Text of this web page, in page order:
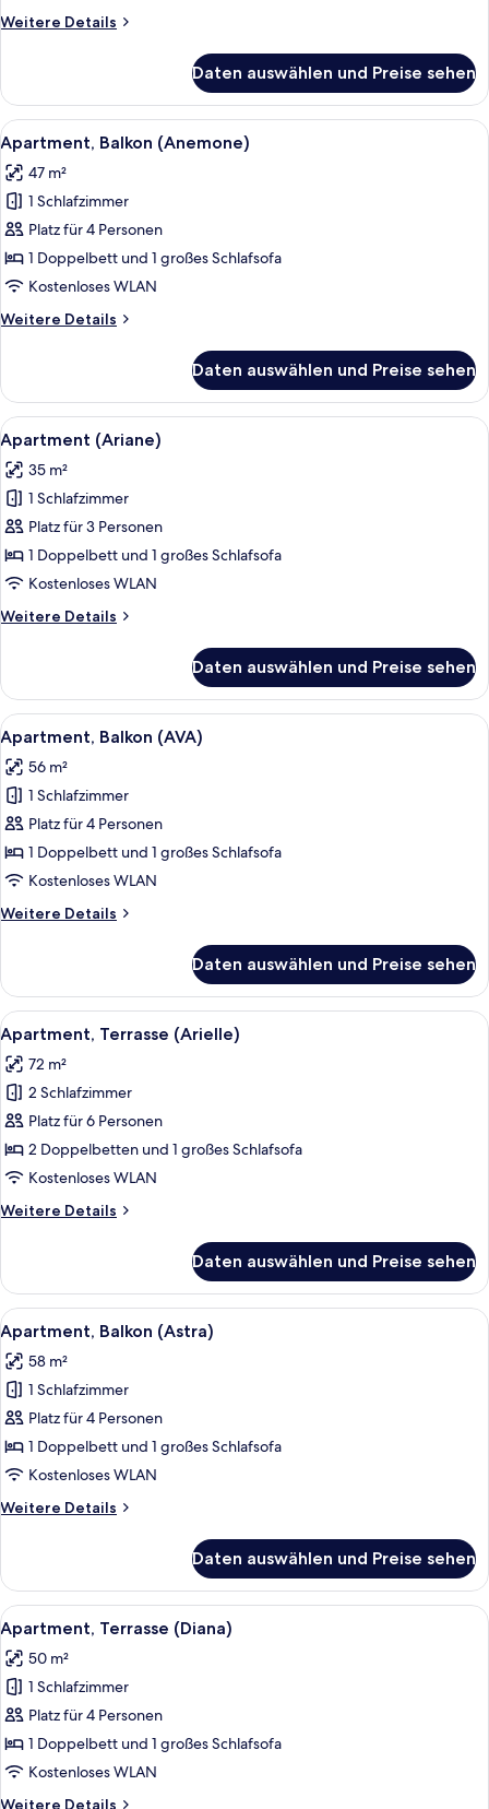
anzeigen
Weitere Details
Weitere
Balkon
("Ab
zum
Strand")
Daten auswählen und Preise sehen
Alle
Fotos
für
Apartment,
Balkon
(Anemone)
anzeigen
Apartment, Balkon (Anemone) |
11
Apartment, Balkon (Anemone)
47 m²
1 Schlafzimmer
Platz für 4 Personen
1 Doppelbett und 1 großes Schlafsofa
Kostenloses WLAN
Weitere Details
Weitere
Balkon
(Anemone)
Daten auswählen und Preise sehen
Alle
Fotos
für
Apartment
(Ariane)
anzeigen
Apartment (Ariane) | Schreibtisch,
7
Apartment (Ariane)
35 m²
1 Schlafzimmer
Platz für 3 Personen
1 Doppelbett und 1 großes Schlafsofa
Kostenloses WLAN
Weitere Details
Weitere
(Ariane)
Daten auswählen und Preise sehen
Alle
Fotos
für
Apartment,
Balkon
(AVA)
anzeigen
Apartment, Balkon (AVA) |
5
Apartment, Balkon (AVA)
56 m²
1 Schlafzimmer
Platz für 4 Personen
1 Doppelbett und 1 großes Schlafsofa
Kostenloses WLAN
Weitere Details
Weitere
Balkon
(AVA)
Daten auswählen und Preise sehen
Alle
Fotos
für
Apartment,
Terrasse
(Arielle)
anzeigen
Apartment, Terrasse (Arielle) |
24
Apartment, Terrasse (Arielle)
72 m²
2 Schlafzimmer
Platz für 6 Personen
2 Doppelbetten und 1 großes Schlafsofa
Kostenloses WLAN
Weitere Details
Weitere
Terrasse
(Arielle)
Daten auswählen und Preise sehen
Alle
Fotos
für
Apartment,
Balkon
(Astra)
anzeigen
Apartment, Balkon (Astra) |
22
Apartment, Balkon (Astra)
58 m²
1 Schlafzimmer
Platz für 4 Personen
1 Doppelbett und 1 großes Schlafsofa
Kostenloses WLAN
Weitere Details
Weitere
Balkon
(Astra)
Daten auswählen und Preise sehen
Alle
Fotos
für
Apartment,
Terrasse
(Diana)
anzeigen
Apartment, Terrasse (Diana) |
6
Apartment, Terrasse (Diana)
50 m²
1 Schlafzimmer
Platz für 4 Personen
1 Doppelbett und 1 großes Schlafsofa
Kostenloses WLAN
Weitere Details
Weitere